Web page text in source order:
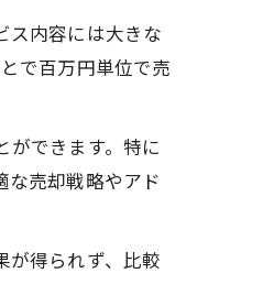
ス内容には大きな
で百万円単位で売
ができます。特に
売却戦略やアド
が得られず、比較